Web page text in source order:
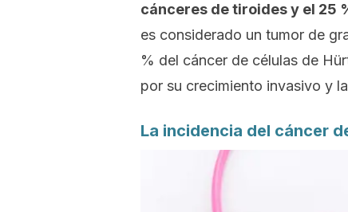
cánceres de tiroides y el 25
es considerado un tumor de
% del cáncer de células de
por su crecimiento invasivo y
La incidencia del cáncer